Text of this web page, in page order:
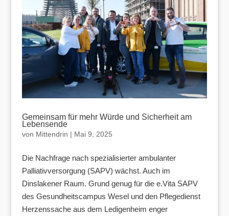
Gemeinsam für mehr Würde und Sicherheit am
Lebensende
von Mittendrin | Mai 9, 2025
Die Nachfrage nach spezialisierter ambulanter
Palliativversorgung (SAPV) wächst. Auch im
Dinslakener Raum. Grund genug für die e.Vita SAPV
des Gesundheitscampus Wesel und den Pflegedienst
Herzenssache aus dem Ledigenheim enger